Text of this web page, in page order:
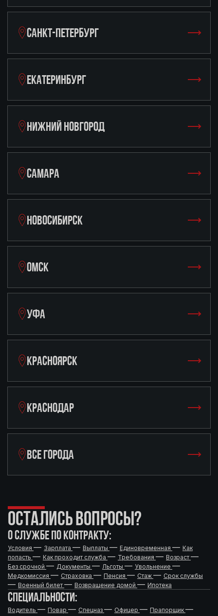
САНКТ-ПЕТЕРБУРГ
ЕКАТЕРИНБУРГ
НИЖНИЙ НОВГОРОД
САМАРА
НОВОСИБИРСК
ОМСК
УФА
КРАСНОЯРСК
КРАСНОДАР
ВСЕ ГОРОДА
ОСТАЛИСЬ ВОПРОСЫ?
О СЛУЖБЕ ПО КОНТРАКТУ:
Условия — Зарплата — Выплаты — Единовременная — Как
попасть — Как проходит служба — Требования — Возраст —
Без срочной — Документы — Льготы — Увольнение —
Медкомиссия — Страховка — Пенсия — Стаж — Срок службы
— Военный билет — Возвращение домой — Ипотека
СПЕЦИАЛЬНОСТИ:
Водитель — Повар — Спецназ — Офицер — Прапорщик —